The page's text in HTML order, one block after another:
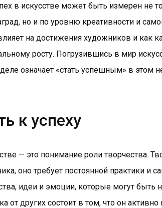
в искусстве может быть измерен не
но и по уровню креативности и
на достижения художников и как
росту. Погрузившись в мир
означает «стать успешным» в этом
к успеху
— это понимание роли творчества.
оно требует постоянной практики и
идеи и эмоции, которые могут быть
от других состоит в том, что он